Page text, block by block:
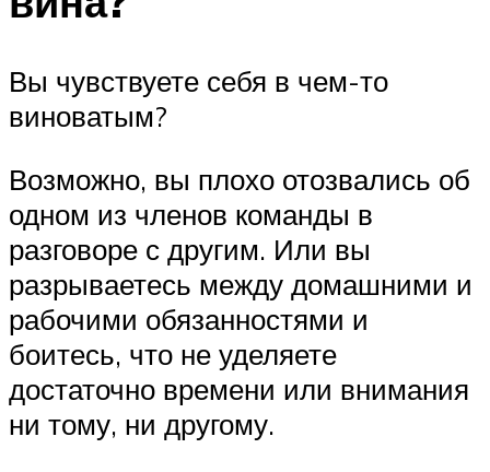
Вы чувствуете себя в чем-то
виноватым?
Возможно, вы плохо отозвались об
одном из членов команды в
разговоре с другим. Или вы
разрываетесь между домашними и
рабочими обязанностями и
боитесь, что не уделяете
достаточно времени или внимания
ни тому, ни другому.